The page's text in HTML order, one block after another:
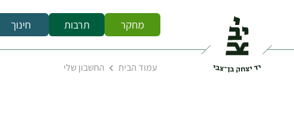
מחקר תרבות חינוך
עמוד הבית החשבון שלי